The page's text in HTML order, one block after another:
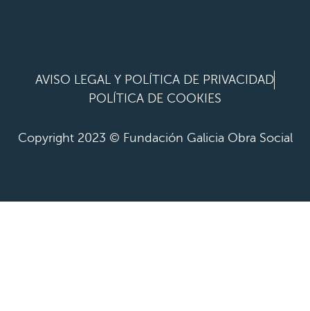
AVISO LEGAL Y POLÍTICA DE PRIVACIDAD
POLÍTICA DE COOKIES
Copyright 2023 © Fundación Galicia Obra Social